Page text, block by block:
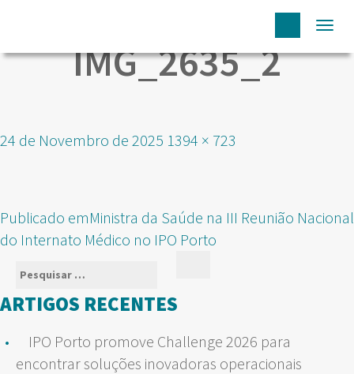
IMG_2635_2
Publicado
24 de Novembro de 2025 Tamanho
1394 × 723
NAVEGAÇÃO
DE
ARTIGOS
Publicado emMinistra da Saúde na III Reunião Nacional
do Internato Médico no IPO Porto
Pesquisar
por:
ARTIGOS RECENTES
IPO Porto promove Challenge 2026 para
encontrar soluções inovadoras operacionais